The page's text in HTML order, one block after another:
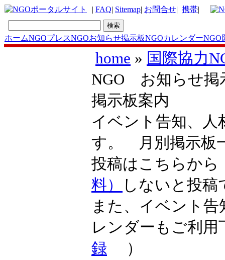
| FAQ| Sitemap| お問合せ| 携帯|
ホームNGOプレスNGOお知らせ掲示板NGOカレンダーNGO
home » 国際協力
NGO お知らせ掲
掲示板案内
イベント告知、人
す。 月別掲示
投稿はこちらか
料）
しないと投
また、イベント
レンダーもご利
録 ）